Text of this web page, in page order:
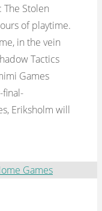
Stolen
of playtime.
in the vein
Tactics
Games
Eriksholm will